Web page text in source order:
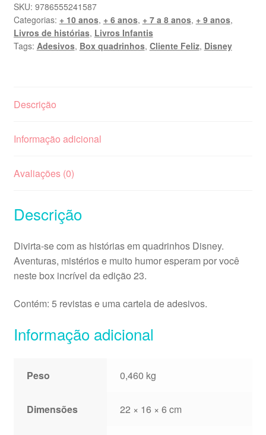
SKU: 9786555241587
Categorias: + 10 anos, + 6 anos, + 7 a 8 anos, + 9 anos,
Livros de histórias, Livros Infantis
Tags: Adesivos, Box quadrinhos, Cliente Feliz, Disney
Descrição
Informação adicional
Avaliações (0)
Descrição
Divirta-se com as histórias em quadrinhos Disney.
Aventuras, mistérios e muito humor esperam por você
neste box incrível da edição 23.
Contém: 5 revistas e uma cartela de adesivos.
Informação adicional
Peso 0,460 kg
Dimensões 22 × 16 × 6 cm